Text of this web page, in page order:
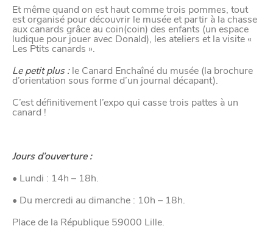
Et même quand on est haut comme trois pommes, tout
est organisé pour découvrir le musée et partir à la chasse
aux canards grâce au coin(coin) des enfants (un espace
ludique pour jouer avec Donald), les ateliers et la visite «
Les Ptits canards ».
Le petit plus :le Canard Enchaîné du musée (la brochure
d’orientation sous forme d’un journal décapant).
C’est définitivement l’expo qui casse trois pattes à un
canard !
Jours d’ouverture :
• Lundi : 14h – 18h.
• Du mercredi au dimanche : 10h – 18h.
Place de la République 59000 Lille.